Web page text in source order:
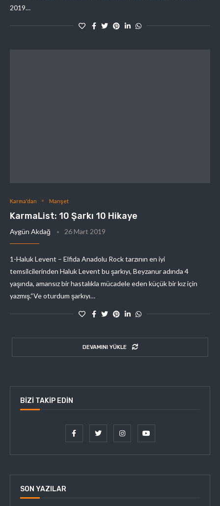
2019…
Karma'dan Manşet
KarmaList: 10 Şarkı 10 Hikaye
Aygün Akdağ 26 Mart 2019
1-Haluk Levent – Elfida Anadolu Rock tarzının en iyi
temsilcilerinden Haluk Levent bu şarkıyı, Beyzanur adında 4
yaşında, amansız bir hastalıkla mücadele eden küçük bir kız için
yazmış.“Ve oturdum şarkıyı…
DEVAMINI YÜKLE
BIZI TAKIP EDIN
SON YAZILAR